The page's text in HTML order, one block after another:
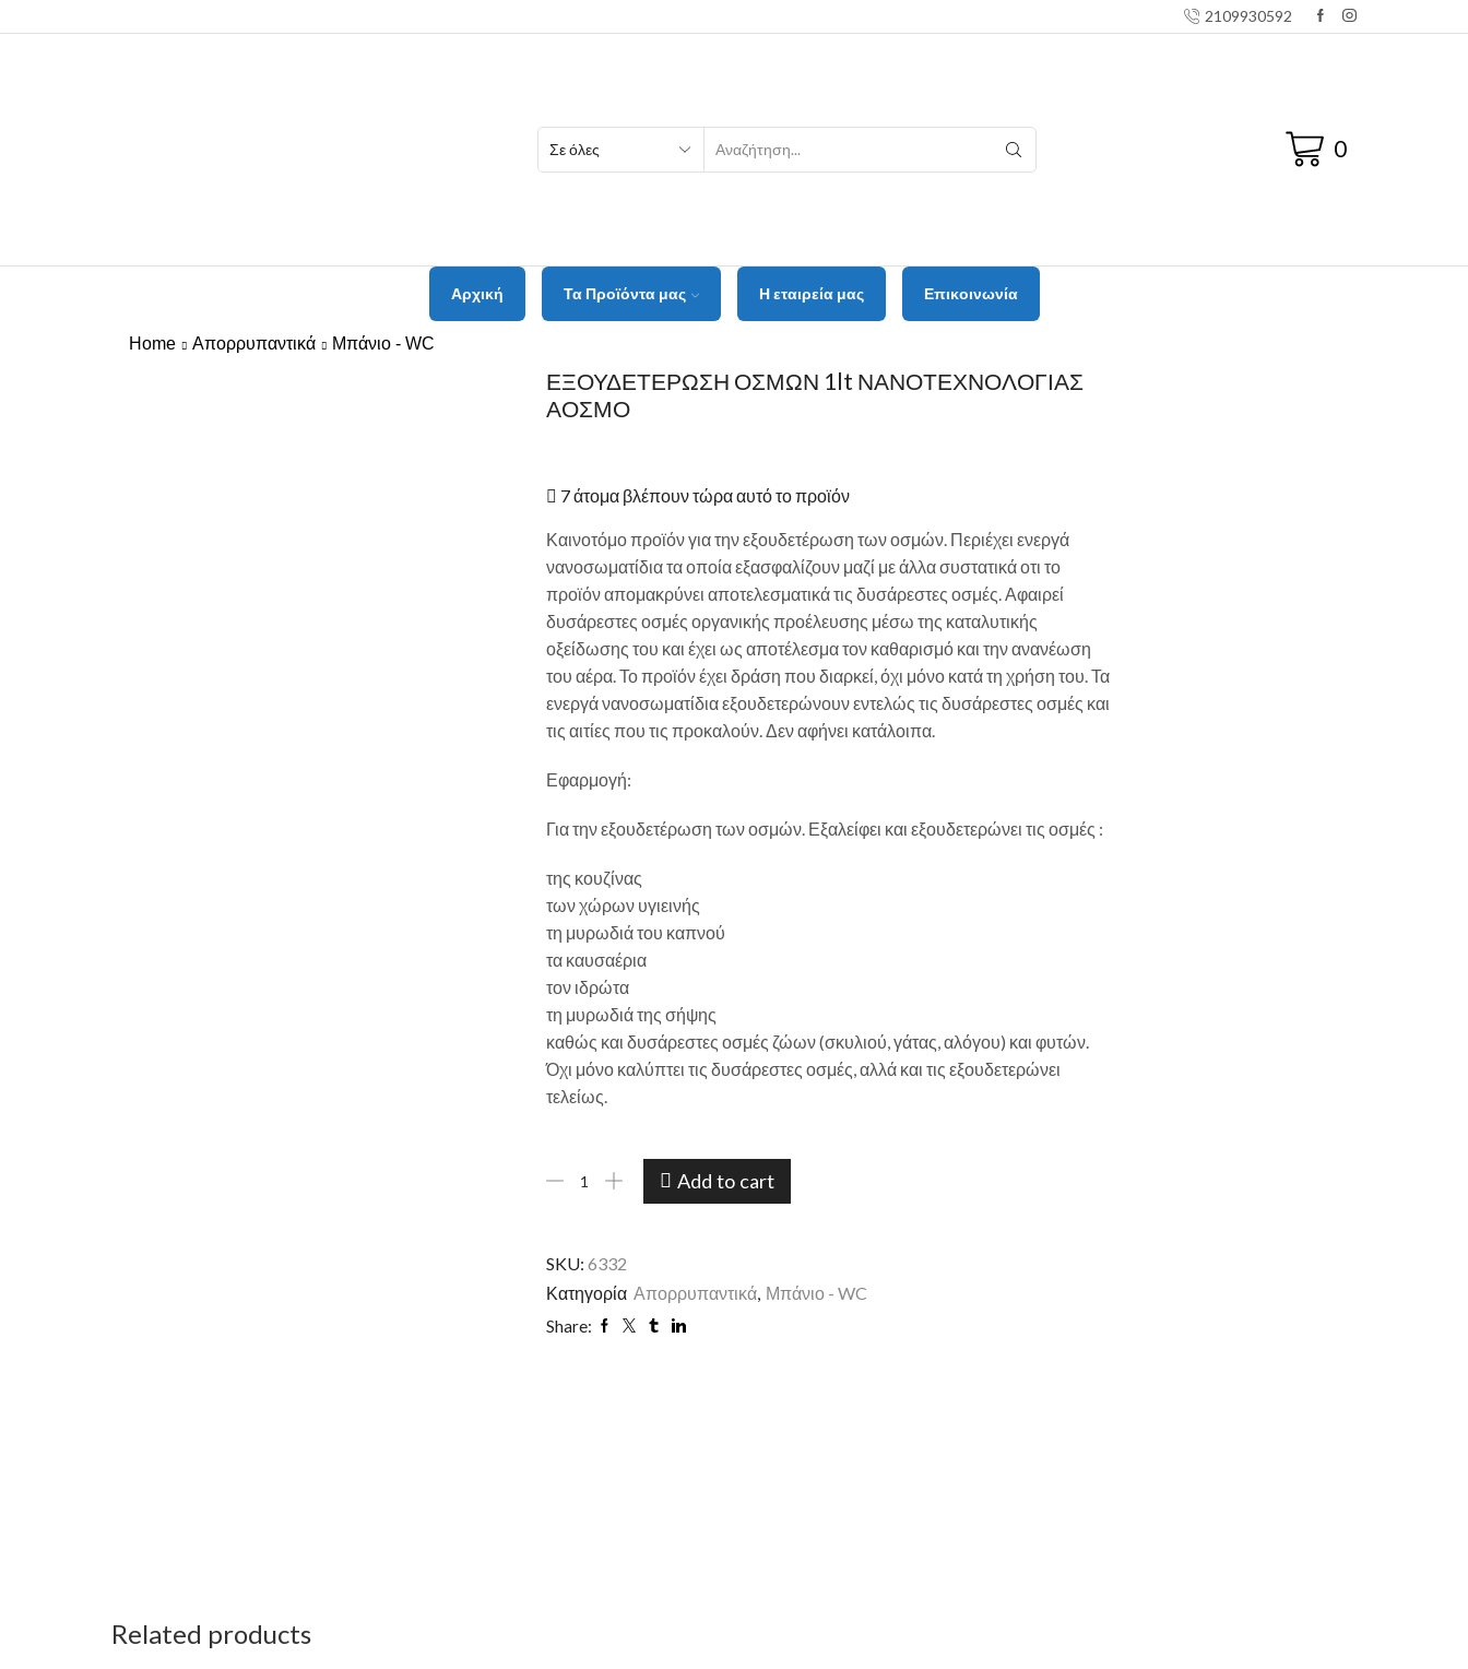
2109930592
0
Αρχική Τα Προϊόντα μας Η εταιρεία μας Επικοινωνία
Home Απορρυπαντικά Μπάνιο - WC
ΕΞΟΥΔΕΤΕΡΩΣΗ ΟΣΜΩΝ 1lt ΝΑΝΟΤΕΧΝΟΛΟΓΙΑΣ
ΑΟΣΜΟ
7 άτομα βλέπουν τώρα αυτό το προϊόν
Καινοτόμο προϊόν για την εξουδετέρωση των οσμών. Περιέχει ενεργά
νανοσωματίδια τα οποία εξασφαλίζουν μαζί με άλλα συστατικά οτι το
προϊόν απομακρύνει αποτελεσματικά τις δυσάρεστες οσμές. Αφαιρεί
δυσάρεστες οσμές οργανικής προέλευσης μέσω της καταλυτικής
οξείδωσης του και έχει ως αποτέλεσμα τον καθαρισμό και την ανανέωση
του αέρα. Το προϊόν έχει δράση που διαρκεί, όχι μόνο κατά τη χρήση του. Τα
ενεργά νανοσωματίδια εξουδετερώνουν εντελώς τις δυσάρεστες οσμές και
τις αιτίες που τις προκαλούν. Δεν αφήνει κατάλοιπα.
Εφαρμογή:
Για την εξουδετέρωση των οσμών. Εξαλείφει και εξουδετερώνει τις οσμές :
της κουζίνας
των χώρων υγιεινής
τη μυρωδιά του καπνού
τα καυσαέρια
τον ιδρώτα
τη μυρωδιά της σήψης
καθώς και δυσάρεστες οσμές ζώων (σκυλιού, γάτας, αλόγου) και φυτών.
Όχι μόνο καλύπτει τις δυσάρεστες οσμές, αλλά και τις εξουδετερώνει
τελείως.
Add to cart
SKU: 6332
Κατηγορία Απορρυπαντικά, Μπάνιο - WC
Share:
Related products